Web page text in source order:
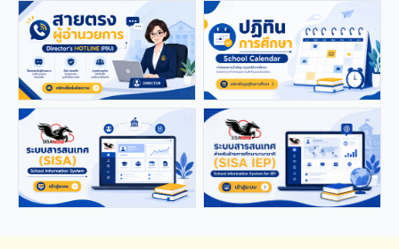
applications from qualified
foreign educators for
teaching positions
covering Kindergarten,
Primary, and High School
levels. Benefits Monthly
Salary: 30,000 – 40,000
THB Housing Allowance:
6,500 THB Full assistance
with Visa and Work Permit
extensions Private Health
Insurance cover